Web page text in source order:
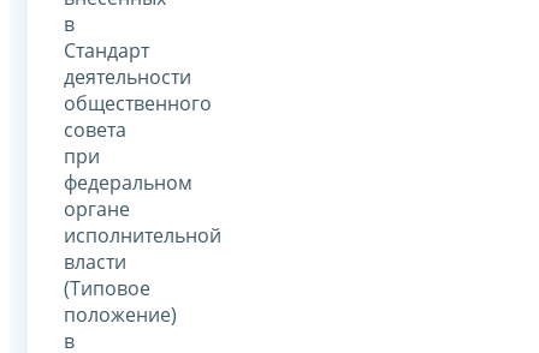
в
Стандарт
деятельности
общественного
совета
при
федеральном
органе
исполнительной
власти
(Типовое
положение)
в